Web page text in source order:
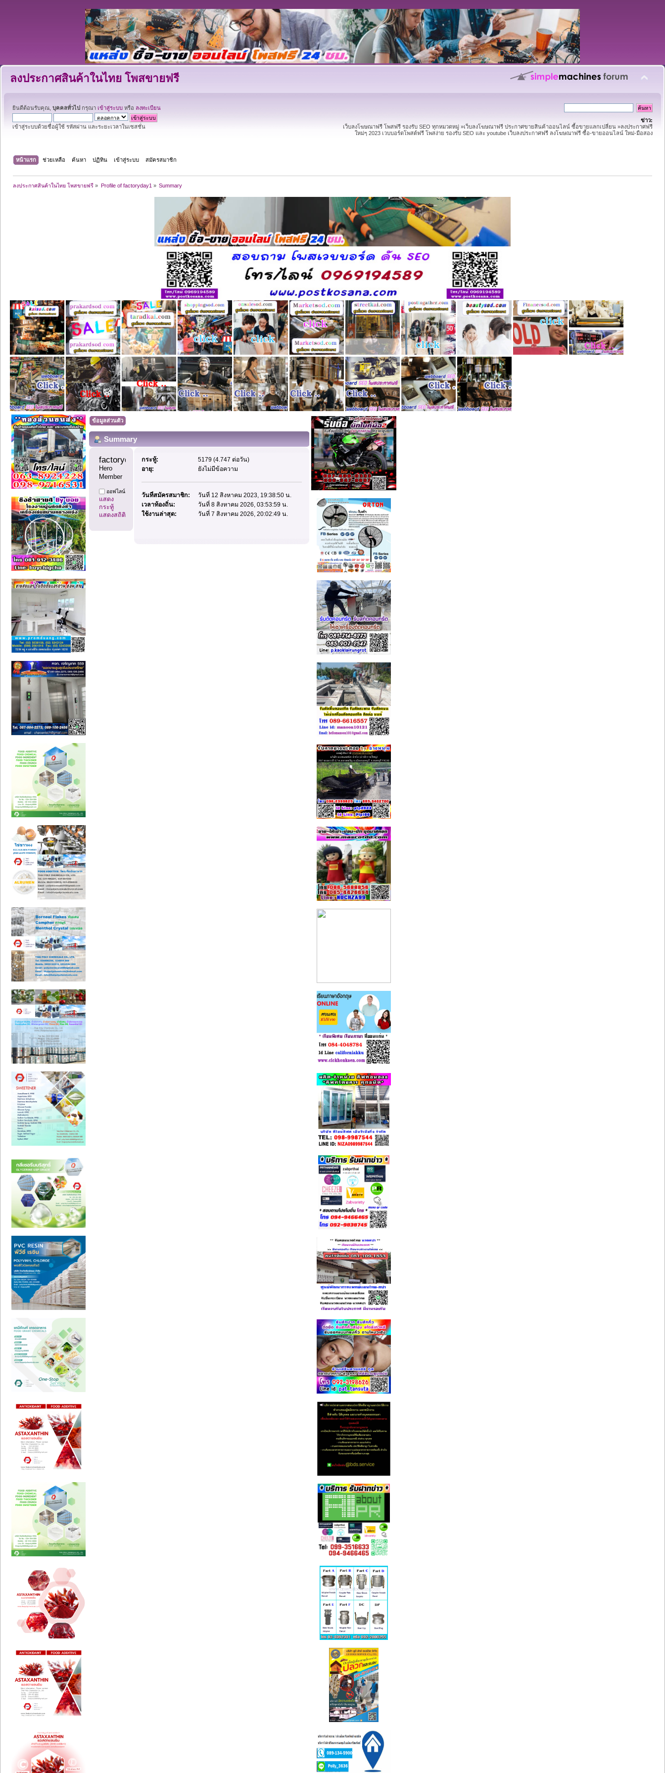
ลงประกาศสินค้าในไทย โพสขายฟรี
ยินดีต้อนรับคุณ, บุคคลทั่วไป กรุณา เข้าสู่ระบบ หรือ ลงทะเบียน
เข้าสู่ระบบด้วยชื่อผู้ใช้ รหัสผ่าน และระยะเวลาในเซสชั่น
ข่าว:
เว็บลงโฆษณาฟรี โพสฟรี รองรับ SEO ทุกหมวดหมู่ »เว็บลงโฆษณาฟรี ประกาศขายสินค้าออนไลน์ ซื้อขายแลกเปลี่ยน »ลงประกาศฟรี
ใหม่ๆ 2023 เวบบอร์ดโพสต์ฟรี โพสง่าย รองรับ SEO และ youtube เว็บลงประกาศฟรี ลงโฆษณาฟรี ซื้อ-ขายออนไลน์ ใหม่-มือสอง
หน้าแรก ช่วยเหลือ ค้นหา ปฏิทิน เข้าสู่ระบบ สมัครสมาชิก
ลงประกาศสินค้าในไทย โพสขายฟรี » Profile of factoryday1 » Summary
ข้อมูลส่วนตัว
Summary
factoryday1
Hero
Member
ออฟไลน์
แสดง
กระทู้
แสดงสถิติ
กระทู้:
5179 (4.747 ต่อวัน)
อายุ:
ยังไม่มีข้อความ
วันที่สมัครสมาชิก:
วันที่ 12 สิงหาคม 2023, 19:38:50 น.
เวลาท้องถิ่น:
วันที่ 8 สิงหาคม 2026, 03:53:59 น.
ใช้งานล่าสุด:
วันที่ 7 สิงหาคม 2026, 20:02:49 น.